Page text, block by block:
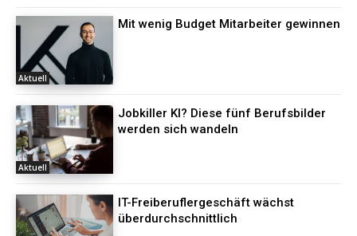
Aktuell
Mit wenig Budget Mitarbeiter gewinnen
Aktuell
Jobkiller KI? Diese fünf Berufsbilder
werden sich wandeln
IT-Freiberuflergeschäft wächst
überdurchschnittlich